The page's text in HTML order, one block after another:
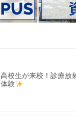
高校生が来校！診療放
体験